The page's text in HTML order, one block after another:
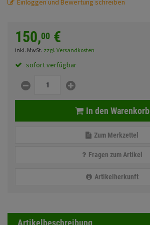
Einloggen und Bewertung schreiben
150,00 €
inkl. MwSt. zzgl. Versandkosten
sofort verfügbar
In den Warenkorb
Zum Merkzettel
Fragen zum Artikel
Artikelherkunft
Artikelbeschreibung